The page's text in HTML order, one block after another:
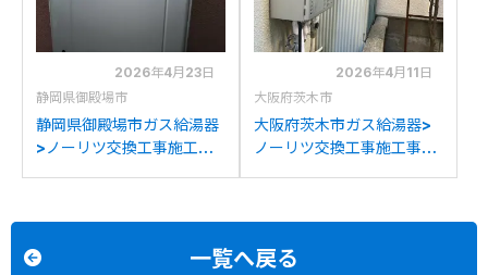
2026年4月23日
静岡県御殿場市
静岡県御殿場市ガス給湯器
>ノーリツ交換工事施工事
2026年4月11日
大阪府茨木市
大阪府茨木市ガス給湯器>
ノーリツ交換工事施工事
一覧へ戻る